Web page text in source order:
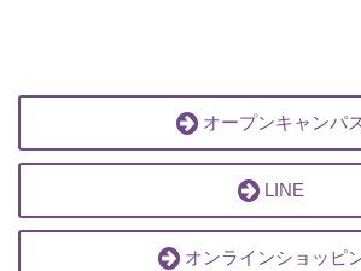
オープンキャンパ
LINE
オンラインショッピ